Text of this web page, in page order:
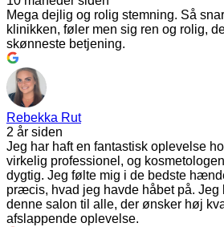
Mega dejlig og rolig stemning. Så
klinikken, føler men sig ren og rolig,
skønneste betjening.
Rebekka Rut
2 år siden
Jeg har haft en fantastisk oplevelse
virkelig professionel, og
dygtig. Jeg følte mig i de bedste
præcis, hvad jeg havde håbet på. Jeg
denne salon til alle, der ønsker høj
afslappende oplevelse.